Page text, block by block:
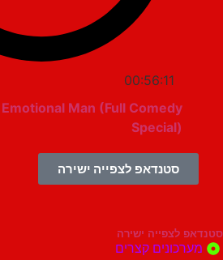
00:56:11
| Emotional Man (Full Comedy
Special)
סטנדאפ לצפייה ישירה
ישירה
קצרים